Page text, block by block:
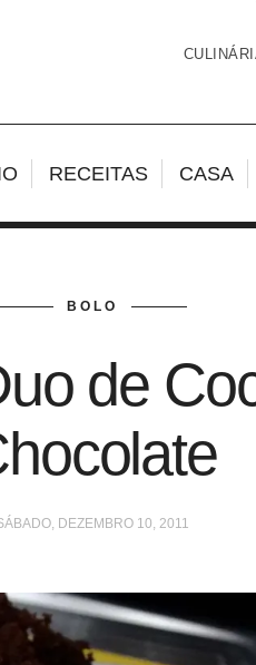
RECEITAS CASA
BOLO
de
DEZEMBRO 10, 2011